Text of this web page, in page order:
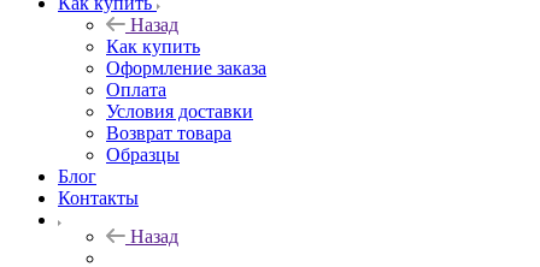
Назад
Как купить
Оформление заказа
Оплата
Условия доставки
Возврат товара
Образцы
Блог
Контакты
Назад